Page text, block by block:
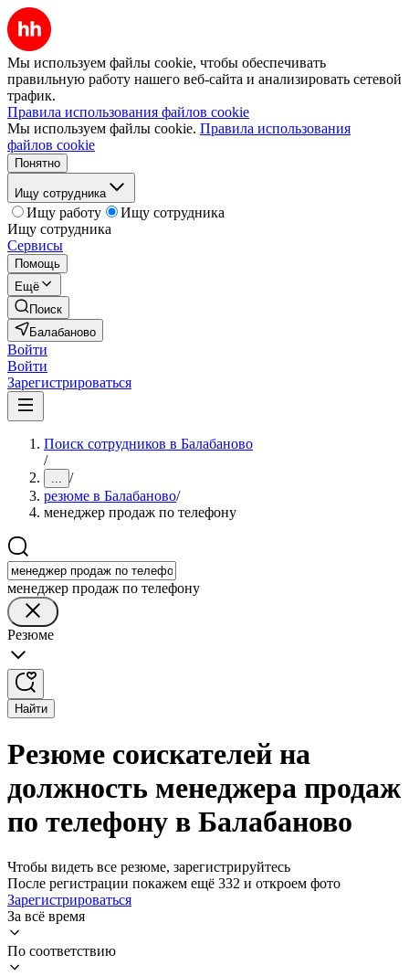
Мы используем файлы cookie, чтобы обеспечивать
правильную работу нашего веб-сайта и анализировать сетевой
трафик.
Правила использования файлов cookie
Мы используем файлы cookie. Правила использования
файлов cookie
Понятно
Ищу сотрудника
Ищу работу
Ищу сотрудника
Ищу сотрудника
Сервисы
Помощь
Ещё
Поиск
Балабаново
Войти
Войти
Зарегистрироваться
Поиск сотрудников в Балабаново
/
... /
резюме в Балабаново/
менеджер продаж по телефону
менеджер продаж по телефону
Резюме
Найти
Резюме соискателей на
должность менеджера продаж
по телефону в Балабаново
Чтобы видеть все резюме, зарегистрируйтесь
После регистрации покажем ещё 332 и откроем фото
Зарегистрироваться
За всё время
По соответствию